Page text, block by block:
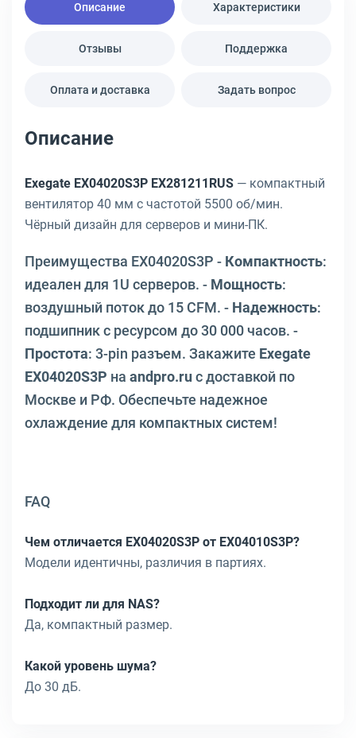
Описание Характеристики
Отзывы Поддержка
Оплата и доставка Задать вопрос
Описание
Exegate EX04020S3P EX281211RUS — компактный
вентилятор 40 мм с частотой 5500 об/мин.
Чёрный дизайн для серверов и мини-ПК.
Преимущества EX04020S3P - Компактность:
идеален для 1U серверов. - Мощность:
воздушный поток до 15 CFM. - Надежность:
подшипник с ресурсом до 30 000 часов. -
Простота: 3-pin разъем. Закажите Exegate
EX04020S3P на andpro.ruс доставкой по
Москве и РФ. Обеспечьте надежное
охлаждение для компактных систем!
FAQ
Чем отличается EX04020S3P от EX04010S3P?
Модели идентичны, различия в партиях.
Подходит ли для NAS?
Да, компактный размер.
Какой уровень шума?
До 30 дБ.